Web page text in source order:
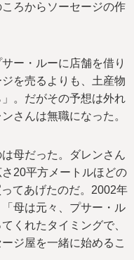
ろからソーセージの作
ー・ルーに店舗を借り
を売るよりも、土産物
。だがその予想は外れ
さんは無職になった。
母だった。ダレンさん
20平方メートルほどの
てあげたのだ。2002年
母は元々、プサー・ル
くれたタイミングで、
ジ屋を一緒に始めるこ